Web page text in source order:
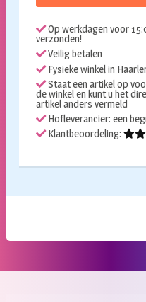
met
roze
aantal
Op werkdagen voor
verzonden!
Veilig betalen
Fysieke winkel in
Staat een artikel op
de winkel en kunt u het
artikel anders vermeld
Hofleverancier: een
Klantbeoordeling: